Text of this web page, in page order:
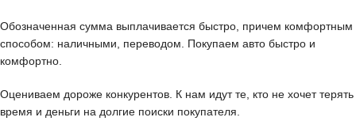
Обозначенная сумма выплачивается быстро, причем комфортным
способом: наличными, переводом. Покупаем авто быстро и
комфортно.
Оцениваем дороже конкурентов. К нам идут те, кто не хочет терять
время и деньги на долгие поиски покупателя.